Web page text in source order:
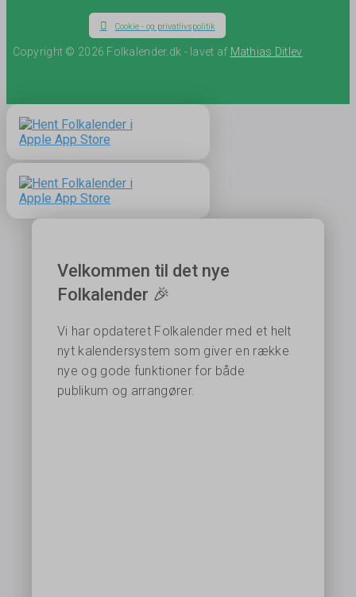
Cookie - og privatlivspolitik
Copyright © 2026 Folkalender.dk - lavet af Mathias Ditlev
Velkommen til det nye
Folkalender 🎉
Vi har opdateret Folkalender med et helt
nyt kalendersystem som giver en række
nye og gode funktioner for både
publikum og arrangører.